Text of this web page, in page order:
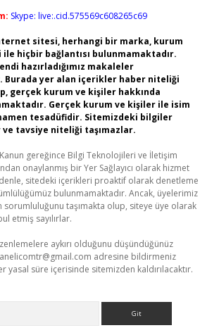
Skype: live:.cid.575569c608265c69
sitesi, herhangi bir marka, kurum
ile hiçbir bağlantısı bulunmamaktadır.
hazırladığımız makaleler
Burada yer alan içerikler haber niteliği
gerçek kurum ve kişiler hakkında
Gerçek kurum ve kişiler ile isim
tesadüfidir. Sitemizdeki bilgiler
tavsiye niteliği taşımazlar.
Kanun gereğince Bilgi Teknolojileri ve İletişim
onaylanmış bir Yer Sağlayıcı olarak hizmet
sitedeki içerikleri proaktif olarak denetleme
bulunmamaktadır. Ancak, üyelerimiz
sorumluluğunu taşımakta olup, siteye üye olarak
etmiş sayılırlar.
aykırı olduğunu düşündüğünüz
adresine bildirmeniz
yasal süre içerisinde sitemizden kaldırılacaktır.